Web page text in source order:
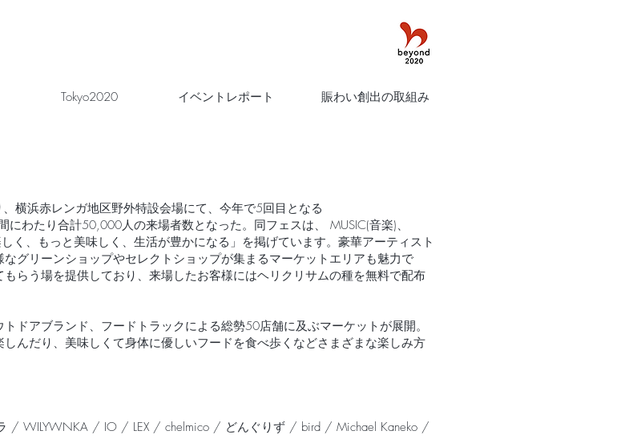
Tokyo2020 イベントレポート 賑わい創出の取組み
横浜赤レンガ地区野外特設会場にて、今年で5回目となる
にわたり合計50,000人の来場者数となった。同フェスは、 MUSIC(音楽)、
く、もっと美味しく、生活が豊かになる」を掲げています。豪華アーティスト
グリーンショップやセレクトショップが集まるマーケットエリアも魅力で
らう場を提供しており、来場したお客様にはヘリクリサムの種を無料で配布
ドアブランド、フードトラックによる総勢50店舗に及ぶマーケットが展開。
んだり、美味しくて身体に優しいフードを食べ歩くなどさまざまな楽しみ方
/ WILYWNKA / IO / LEX / chelmico / どんぐりず / bird / Michael Kaneko /